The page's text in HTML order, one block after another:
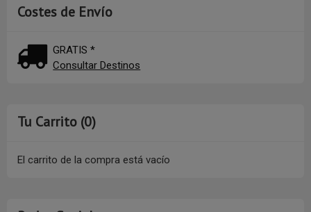
Costes de Envío
GRATIS *
Consultar Destinos
Tu Carrito (0)
El carrito de la compra está vacío